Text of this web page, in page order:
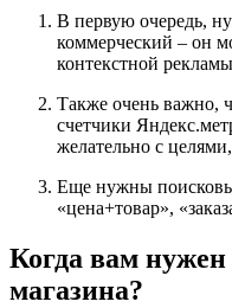
В первую очередь,
коммерческий – он
контекстной
Также очень важно,
счетчики
желательно с
Еще нужны
«цена+товар»,
Когда вам нужен
магазина?